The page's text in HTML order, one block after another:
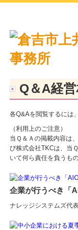
トップページ
お知らせ
事務所紹介
経営理念
交通案内
業務案内
よくある質問
お問合せ
FX4クラウド
Q＆A経
各Q&Aを閲覧するには
（利用上のご注意）
当Ｑ＆Ａの掲載内容は
び株式会社TKCは、当
いて何ら責任を負うも
企業が行うべき「
ナレッジシステムズ代